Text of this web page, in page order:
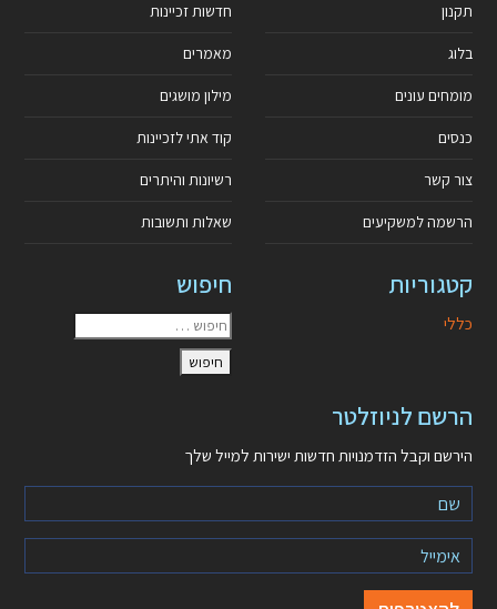
תקנון
בלוג
מומחים עונים
כנסים
צור קשר
הרשמה למשקיעים
חדשות זכיינות
מאמרים
מילון מושגים
קוד אתי לזכיינות
רשיונות והיתרים
שאלות ותשובות
קטגוריות
כללי
חיפוש
הרשם לניוזלטר
הירשם וקבל הזדמנויות חדשות ישירות למייל שלך